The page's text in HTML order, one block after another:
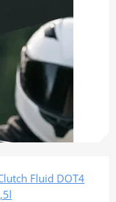
Fluid DOT4